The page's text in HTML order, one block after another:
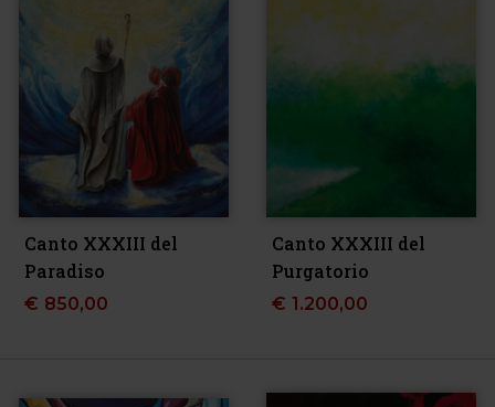
Canto XXXIII del
Paradiso
€ 850,00
Canto XXXIII del
Purgatorio
€ 1.200,00